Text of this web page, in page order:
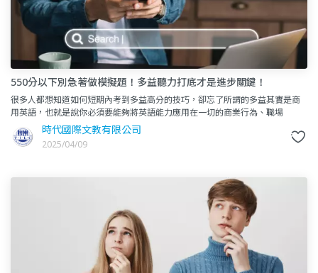
550分以下別急著做模擬題！多益聽力打底才是進步關鍵！
很多人都想知道如何短期內考到多益高分的技巧，卻忘了所謂的多益其實是商
用英語，也就是說你必須要能夠將英語能力應用在一切的商業行為、職場
上。 提升多益成績 從最基礎的英文聽力來說，當你
時代國際文教有限公司
2025/04/09